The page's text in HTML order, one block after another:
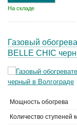
На складе
Газовый
BELLE CHIC
Мощность обогрева
Количество ступеней